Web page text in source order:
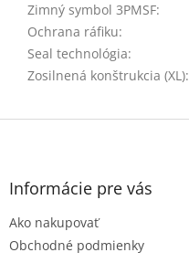
Zimný symbol 3PMSF:
Ochrana ráfiku:
Seal technológia:
Zosilnená konštrukcia (XL):
Z
Informácie pre vás
Ako nakupovať
Obchodné podmienky